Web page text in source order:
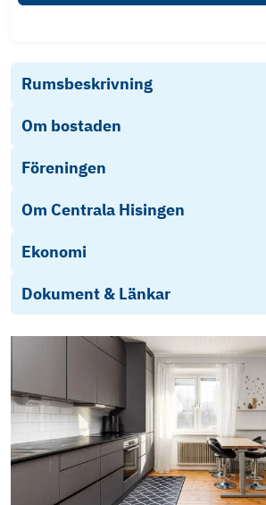
Rumsbeskrivning
Om bostaden
Föreningen
Om Centrala Hisingen
Ekonomi
Dokument & Länkar
Energideklaration
Årsredovisning 2025
Objektsbeskrivning